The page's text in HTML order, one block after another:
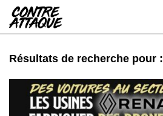
Aller
contenu
Résultats de recherche pour :